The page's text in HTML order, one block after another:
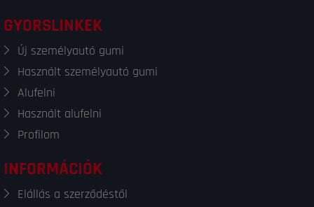
GYORSLINKEK
Új személyautó gumi
Használt személyautó gumi
Alufelni
Használt alufelni
Profilom
INFORMÁCIÓK
Elállás a szerződéstől